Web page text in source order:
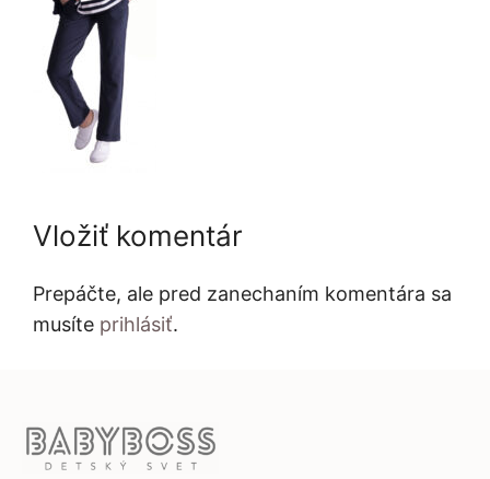
Vložiť komentár
Prepáčte, ale pred zanechaním komentára sa
musíte prihlásiť.